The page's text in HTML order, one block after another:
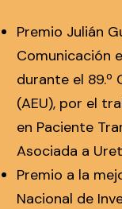
Premio Julián
Comunicación
durante el 89.º
(AEU), por el
en Paciente
Asociada a
Premio a la
Nacional de